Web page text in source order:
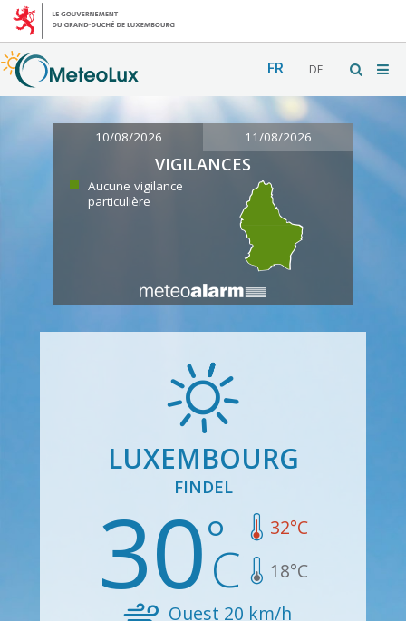
FR DE
10/08/2026 11/08/2026
VIGILANCES
Aucune vigilance
particulière
LUXEMBOURG
FINDEL
30 32°C
18°C
Ouest 20 km/h